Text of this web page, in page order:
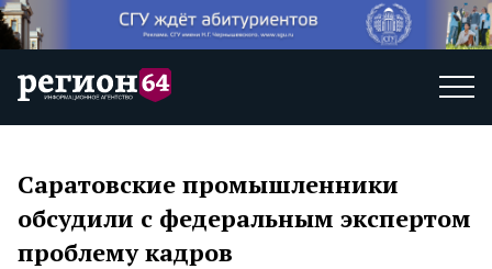
Саратовские промышленники
обсудили с федеральным экспертом
проблему кадров